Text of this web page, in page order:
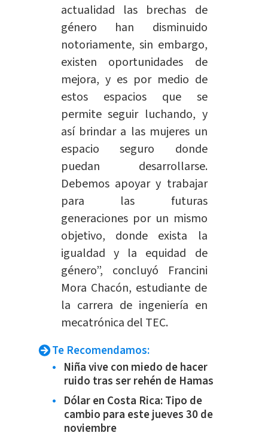
actualidad las brechas de
género han disminuido
notoriamente, sin embargo,
existen oportunidades de
mejora, y es por medio de
estos espacios que se
permite seguir luchando, y
así brindar a las mujeres un
espacio seguro donde
puedan desarrollarse.
Debemos apoyar y trabajar
para las futuras
generaciones por un mismo
objetivo, donde exista la
igualdad y la equidad de
género”, concluyó Francini
Mora Chacón, estudiante de
la carrera de ingeniería en
mecatrónica del TEC.
Te Recomendamos:
Niña vive con miedo de hacer
ruido tras ser rehén de Hamas
Dólar en Costa Rica: Tipo de
cambio para este jueves 30 de
noviembre